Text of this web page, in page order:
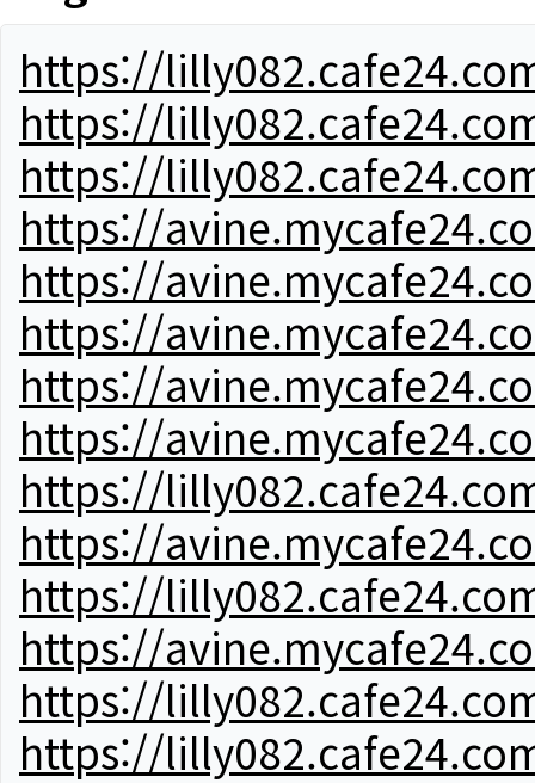
https://
https://
https://
https://
https://
https://
https://
https://
https://
https://
https://
https://
https://
https://